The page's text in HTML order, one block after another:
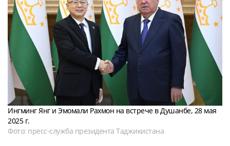
Ингминг Янг и Эмомали Рахмон на встрече в Душанбе, 28 мая
2025 г.
Фото: пресс-служба президента Таджикистана